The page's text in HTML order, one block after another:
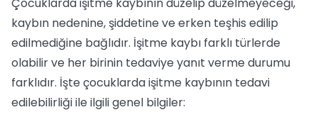
kaybın nedenine, şiddetine ve erken teşhis edilip
edilmediğine bağlıdır. İşitme kaybı farklı türlerde
olabilir ve her birinin tedaviye yanıt verme durumu
farklıdır. İşte çocuklarda işitme kaybının tedavi
edilebilirliği ile ilgili genel bilgiler: